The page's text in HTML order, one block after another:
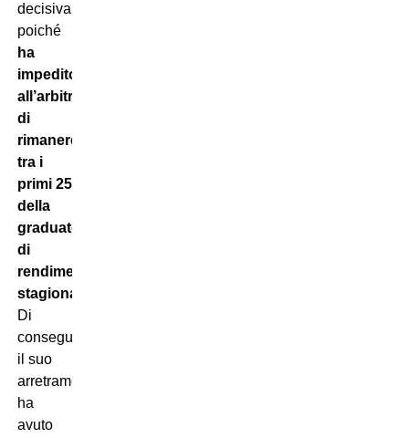
decisiva,
poiché
ha
impedito
all’arbitro
di
rimanere
tra i
primi 25
della
graduatoria
di
rendimento
stagionale
Di
conseguenza,
il suo
arretramento
ha
avuto